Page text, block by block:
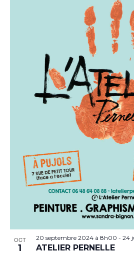
OCT
1
20 septembre 2024 à 8h00 - 24
ATELIER PERNELLE